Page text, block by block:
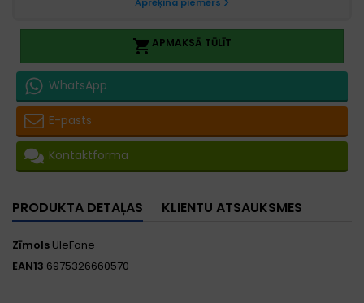
APMAKSĀ TŪLĪT
WhatsApp
E-pasts
Kontaktforma
PRODUKTA DETAĻAS KLIENTU ATSAUKSMES
Zīmols UleFone
EAN13 6975326660570